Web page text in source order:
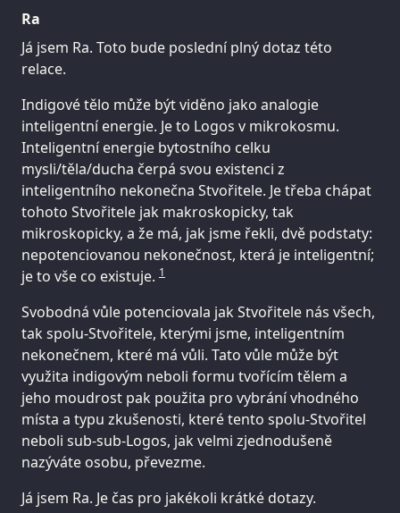
Ra
Já jsem Ra. Toto bude poslední plný dotaz této
relace.
Indigové tělo může být viděno jako analogie
inteligentní energie. Je to Logos v mikrokosmu.
Inteligentní energie bytostního celku
mysli/těla/ducha čerpá svou existenci z
inteligentního nekonečna Stvořitele. Je třeba chápat
tohoto Stvořitele jak makroskopicky, tak
mikroskopicky, a že má, jak jsme řekli, dvě podstaty:
nepotenciovanou nekonečnost, která je inteligentní;
je to vše co existuje. 1
Svobodná vůle potenciovala jak Stvořitele nás všech,
tak spolu-Stvořitele, kterými jsme, inteligentním
nekonečnem, které má vůli. Tato vůle může být
využita indigovým neboli formu tvořícím tělem a
jeho moudrost pak použita pro vybrání vhodného
místa a typu zkušenosti, které tento spolu-Stvořitel
neboli sub-sub-Logos, jak velmi zjednodušeně
nazýváte osobu, převezme.
Já jsem Ra. Je čas pro jakékoli krátké dotazy.